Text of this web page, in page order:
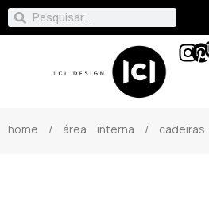
home / área interna / cadeiras